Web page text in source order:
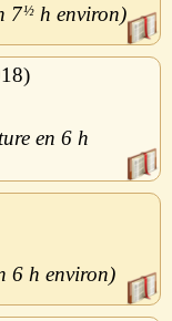
7½ h
6 h
6 h